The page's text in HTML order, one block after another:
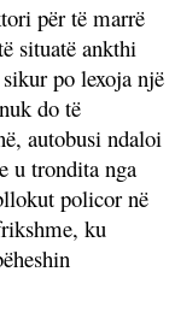
për të marrë
situatë ankthi
po lexoja një
do të
autobusi ndaloi
u trondita nga
policor në
ku